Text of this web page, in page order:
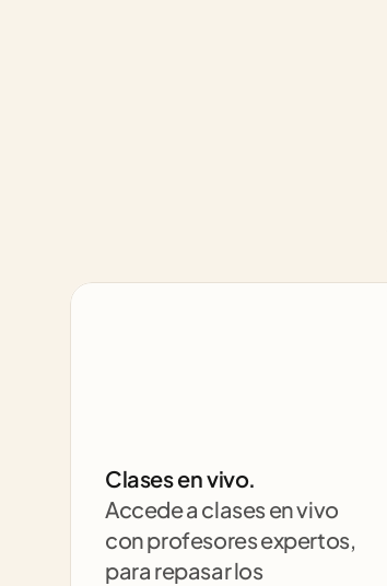
Clases en vivo.
Accede a clases en vivo
con profesores expertos,
para repasar los